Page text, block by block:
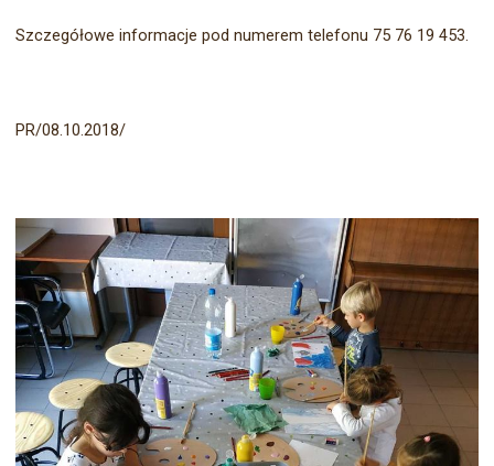
Szczegółowe informacje pod numerem telefonu 75 76 19 453.
PR/08.10.2018/